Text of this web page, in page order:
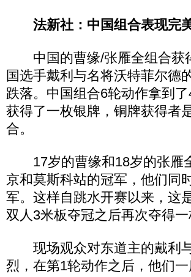
法新社：中国组合表现完
中国的曹缘/张雁全组合获
国选手戴利与名将沃特菲尔德
跌落。中国组合6轮动作拿到
获得了一枚银牌，铜牌获得者
合。
17岁的曹缘和18岁的张雁
京和莫斯科站的冠军，他们同
军。这样自跳水开赛以来，这
双人3米板夺冠之后再次夺得一
现场观众对东道主的戴利
烈，在第1轮动作之后，他们